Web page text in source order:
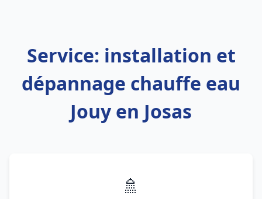
Service: installation et
dépannage chauffe eau
Jouy en Josas
🚿